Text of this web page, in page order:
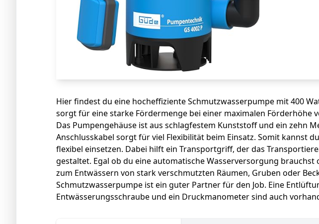
Hier findest du eine hocheffiziente Schmutzwasserpumpe mit 400
sorgt für eine starke Fördermenge bei einer maximalen Förderhöhe
Das Pumpengehäuse ist aus schlagfestem Kunststoff und ein zehn
Anschlusskabel sorgt für viel Flexibilität beim Einsatz. Somit kannst
flexibel einsetzen. Dabei hilft ein Transportgriff, der das
gestaltet. Egal ob du eine automatische Wasserversorgung brauchst
zum Entwässern von stark verschmutzten Räumen, Gruben oder
Schmutzwasserpumpe ist ein guter Partner für den Job. Eine
Entwässerungsschraube und ein Druckmanometer sind auch